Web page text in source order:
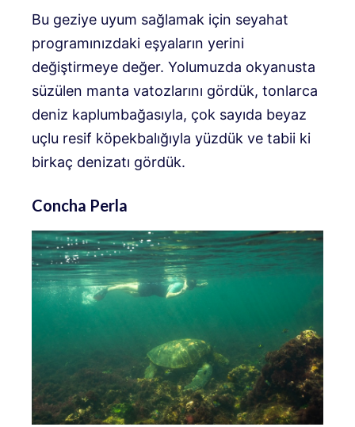
Bu geziye uyum sağlamak için seyahat
programınızdaki eşyaların yerini
değiştirmeye değer. Yolumuzda okyanusta
süzülen manta vatozlarını gördük, tonlarca
deniz kaplumbağasıyla, çok sayıda beyaz
uçlu resif köpekbalığıyla yüzdük ve tabii ki
birkaç denizatı gördük.
Concha Perla